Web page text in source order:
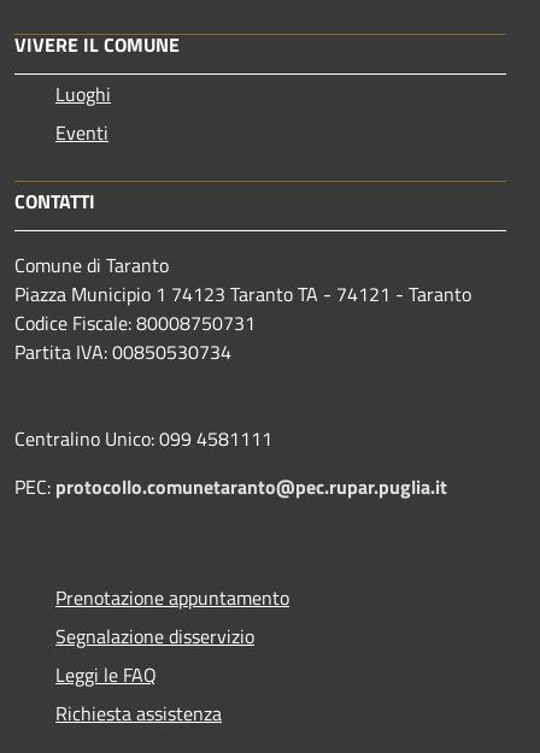
VIVERE IL COMUNE
Luoghi
Eventi
CONTATTI
Comune di Taranto
Piazza Municipio 1 74123 Taranto TA - 74121 - Taranto
Codice Fiscale: 80008750731
Partita IVA: 00850530734
Centralino Unico: 099 4581111
PEC: protocollo.comunetaranto@pec.rupar.puglia.it
Prenotazione appuntamento
Segnalazione disservizio
Leggi le FAQ
Richiesta assistenza